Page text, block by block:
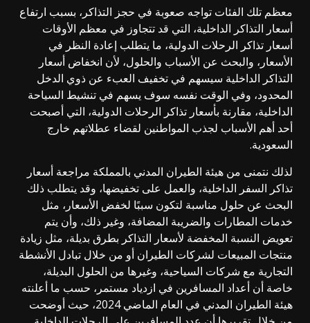
معظم تلك الفئات تواجه صعوبة في حجز التذاكر، بسبب ارتفاع
أسعار التذاكر الداخلية، التي قد تتجاوز في معظم الأوقات
أسعار تذاكر الرحلات الدولية، ما يتطلب إعادة النظر في
الأسعار، والبحث عن الأسباب والحلول، لأن انخفاض أسعار
التذاكر الداخلية سيسهم في تخفيف العبء عن ذوي الدخل
المحدود، وفي الوقت نفسه سوف يسهم في تنشيط السياحة
الداخلية، مقارنة بأسعار تذاكر الرحلات الدولية، التي أصبحت
أحد أهم الأسباب لجذب المواطنين لقضاء عطلاتهم خارج
السعودية.
لذلك نتمنى من هيئة الطيران المدني بالمملكة مراجعة أسعار
تذاكر السفر الداخلية، والعمل على تخفيضها، وقد يتطلب ذلك
البحث عن حلول مناسبة لتكون سببًا لخفض الأسعار، مثل
خدمات المطارات والضريبة المضافة، وغير ذلك، وأن يتم
تعويض النسبة المخفضة لأسعار التذاكر بطرق بديلة، مثل زيادة
منتجات المبيعات لشركات الطيران أو من خلال تبادل الأنشطة
التجارية مع شركات السياحية، وغيرها من الحلول البديلة،
خاصة أن أعداد المسافرين في ازدياد مستمر، حسب ما أعلنته
هيئة الطيران المدني في العام الماضي 2024، حيث أوضحت